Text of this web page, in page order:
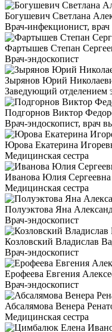
Богушевич Светлана
Врач-инфекционист,
Фартышев Степан
Врач-эндоскопист
Зырянов Юрий
Заведующий отделением
Подгорнов Виктор
Врач-эндоскопист, врач
Юрова Екатерина
Медицинская сестра
Иванова Юлия Сергеевна
Медицинская сестра
Полуэктова Яна
Врач-эндоскопист
Козловский Владислав
Врач-эндоскопист
Ерофеева Евгения
Врач-эндоскопист
Абсалямова Венера
Медицинская сестра